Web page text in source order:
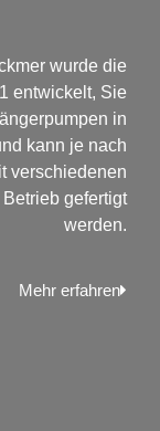
wurde die
entwickelt, Sie
in
kann je nach
verschiedenen
gefertigt
werden.
Mehr erfahren